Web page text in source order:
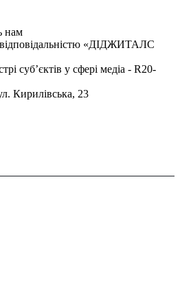
нам
«ДІДЖИТАЛС
суб’єктів у сфері медіа - R20-
Кирилівська, 23